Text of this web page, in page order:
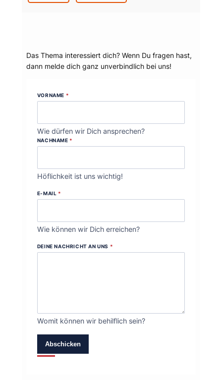
Das Thema interessiert dich? Wenn Du fragen hast,
dann melde dich ganz unverbindlich bei uns!
VORNAME *
Wie dürfen wir Dich ansprechen?
NACHNAME *
Höflichkeit ist uns wichtig!
E-MAIL *
Wie können wir Dich erreichen?
DEINE NACHRICHT AN UNS *
Womit können wir behilflich sein?
Abschicken